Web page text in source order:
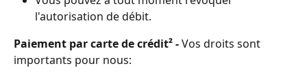
l'autorisation de débit.
Paiement par carte de crédit² - Vos droits sont
importants pour nous: